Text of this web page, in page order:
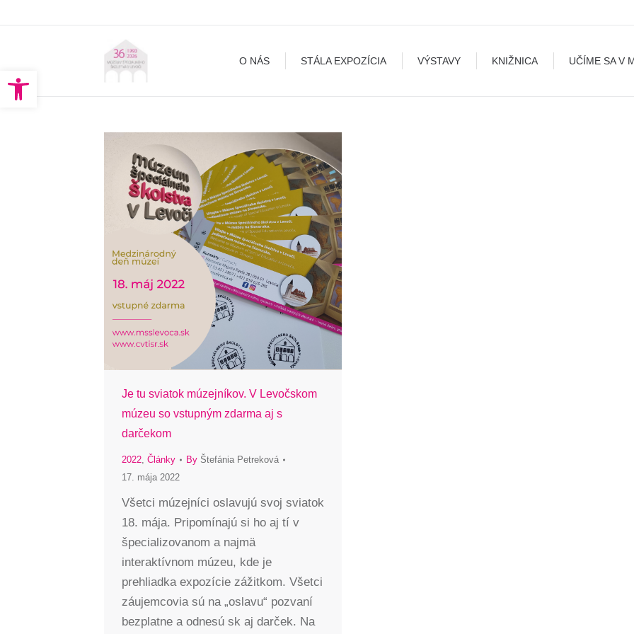
Open toolbar
O NÁS STÁLA EXPOZÍCIA VÝSTAVY KNIŽNICA UČÍME SA V
Je tu sviatok múzejníkov. V Levočskom
múzeu so vstupným zdarma aj s
darčekom
2022, Články By Štefánia Petreková
17. mája 2022
Všetci múzejníci oslavujú svoj sviatok
18. mája. Pripomínajú si ho aj tí v
špecializovanom a najmä
interaktívnom múzeu, kde je
prehliadka expozície zážitkom. Všetci
záujemcovia sú na „oslavu“ pozvaní
bezplatne a odnesú sk aj darček. Na
O NÁS STÁLA EXPOZÍCIA VÝSTAVY KNIŽNICA UČÍME SA V MÚZEU